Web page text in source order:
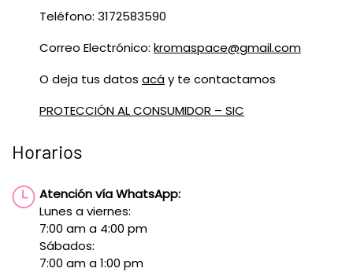
Teléfono: 3172583590
Correo Electrónico: kromaspace@gmail.com
O deja tus datos acáy te contactamos
PROTECCIÓN AL CONSUMIDOR – SIC
Horarios
Atención vía WhatsApp:
Lunes a viernes:
7:00 am a 4:00 pm
Sábados:
7:00 am a 1:00 pm